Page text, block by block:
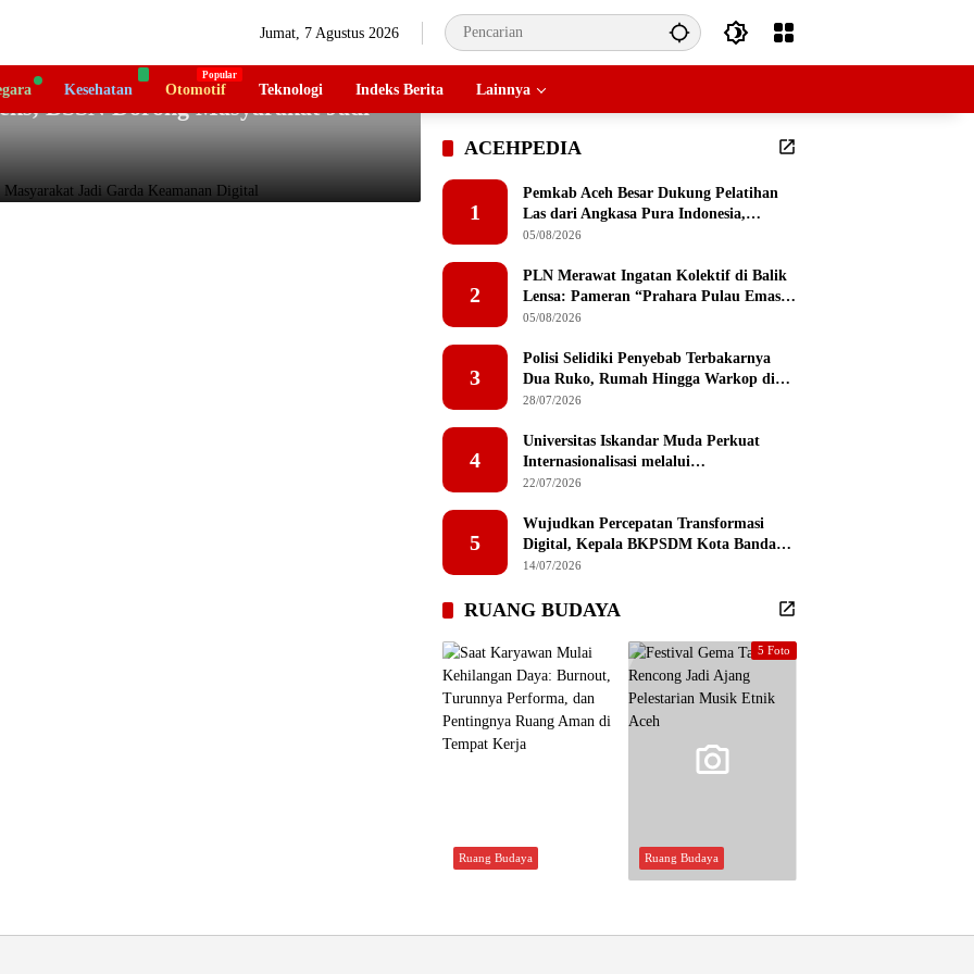
Jumat, 7 Agustus 2026
Kesehatan Otomotif Teknologi Indeks Berita Lainnya
BSSN Dorong Masyarakat Jadi
ACEHPEDIA
1
Pemkab Aceh Besar Dukung Pelatihan
Las dari Angkasa Pura Indonesia,
Peserta Dapat Mesin Las Gratis Usai
05/08/2026
2
PLN Merawat Ingatan Kolektif di Balik
Lensa: Pameran “Prahara Pulau Emas”
Singgah di Serambi Mekkah
05/08/2026
3
Polisi Selidiki Penyebab Terbakarnya
Dua Ruko, Rumah Hingga Warkop di
Lamteumen Timur Banda Aceh
28/07/2026
4
Universitas Iskandar Muda Perkuat
Internasionalisasi melalui
Penandatanganan MoU dengan
Selatan
22/07/2026
5
Wujudkan Percepatan Transformasi
Digital, Kepala BKPSDM Kota Banda
Aceh Ajak ASN Manfaatkan Lemari
14/07/2026
RUANG BUDAYA
Ruang Budaya
5 Foto
Ruang Budaya